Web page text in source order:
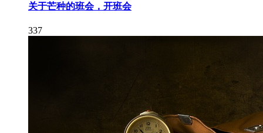
关于芒种的班会，开班会
337